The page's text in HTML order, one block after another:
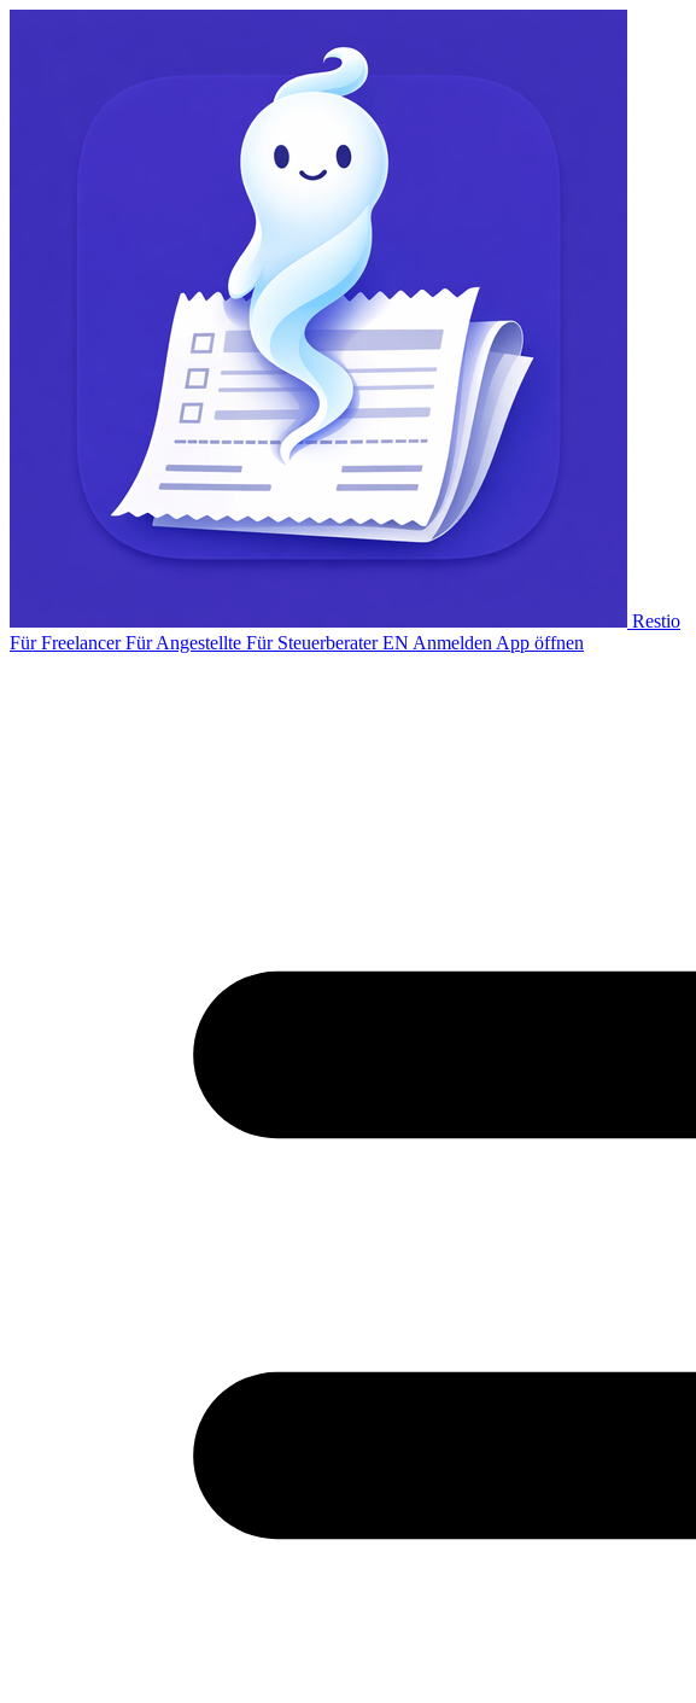
Restio
Für FreelancerFür Angestellte Für SteuerberaterEN Anmelden App öffnen